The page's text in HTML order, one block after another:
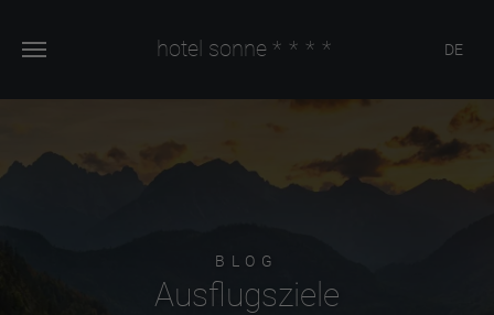
hotel sonne **** DE
BLOG
Ausflugsziele